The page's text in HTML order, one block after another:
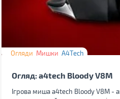
Огляди Мишки A4Tech
Огляд: a4tech Bloody V8M
Ігрова миша a4tech Bloody V8M -